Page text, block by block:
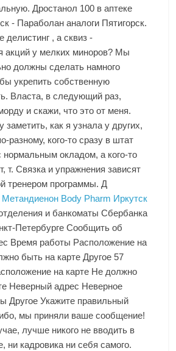
Дростанол 100 в аптеке
- Параболан аналоги Пятигорск.
делистинг , а сквиз -
акций у мелких миноров? Мы
должны сделать намного
укрепить собственную
Власта, в следующий раз,
и скажи, что это от меня.
заметить, как я узнала у других,
разному, кого-то сразу в штат
нормальным окладом, а кого-то
т. Связка и упражнения зависят
тренером программы. Д
Метандиенон Body Pharm Иркутск
и банкоматы Сбербанка
Петербурге Сообщить об
Время работы Расположение на
быть на карте Другое 57
на карте Не должно
Неверный адрес Неверное
Другое Укажите правильный
мы приняли ваше сообщение!
лучше никого не вводить в
ни кадровика ни себя самого.